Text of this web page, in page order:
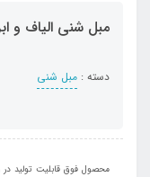
مبل شنی الیاف و ابر
دسته : مبل شنی
محصول فوق قابلیت تولید